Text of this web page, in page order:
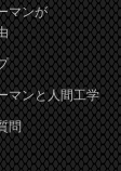
マンが
マンと人間工学
問